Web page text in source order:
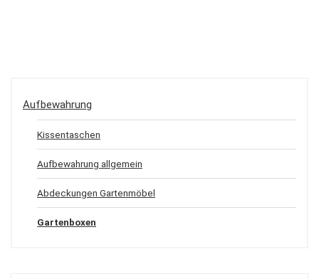
Aufbewahrung
Kissentaschen
Aufbewahrung allgemein
Abdeckungen Gartenmöbel
Gartenboxen